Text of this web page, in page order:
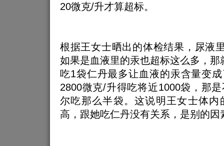
20微克/升才算超标。
根据王女士晒出的体检结果，尿液
如果是血液里的汞也超标这么多，
吃1袋仁丹最多让血液的汞含量变
2800微克/升得吃将近1000袋，那
尔吃那么半袋。这说明王女士体内
高，跟她吃仁丹没有关系，是别的因